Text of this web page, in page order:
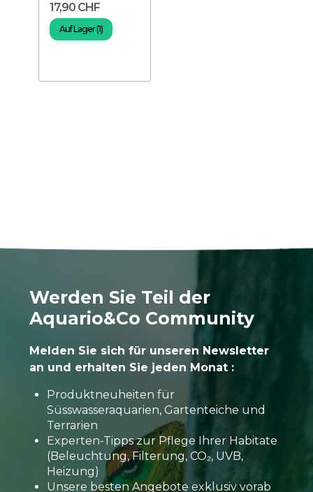
17,90 CHF
Auf Lager (1)
Werden Sie Teil der
Aquario&Co Community
Melden Sie sich für unseren Newsletter
an und erhalten Sie jeden Monat :
Produktneuheiten für
Süsswasseraquarien, Gartenteiche und
Terrarien
Experten-Tipps zur Pflege Ihrer Habitate
(Beleuchtung, Filterung, CO₂, UVB,
Heizung)
Unsere besten Angebote exklusiv vorab